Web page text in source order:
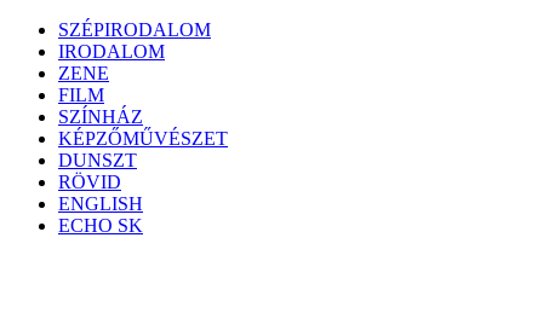
Skip
content
SZÉPIRODALOM
IRODALOM
ZENE
FILM
SZÍNHÁZ
KÉPZŐMŰVÉSZET
DUNSZT
RÖVID
ENGLISH
ECHO SK